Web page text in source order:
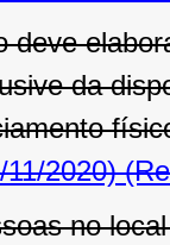
deve
da
2020)
no